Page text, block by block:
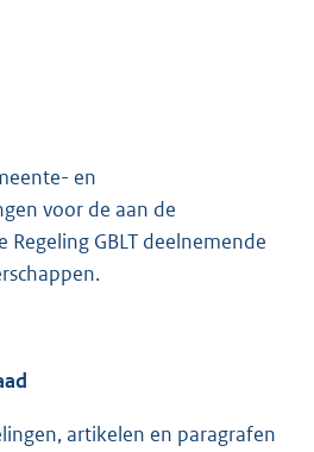
en
voor de aan de
Regeling GBLT deelnemende
artikelen en paragrafen